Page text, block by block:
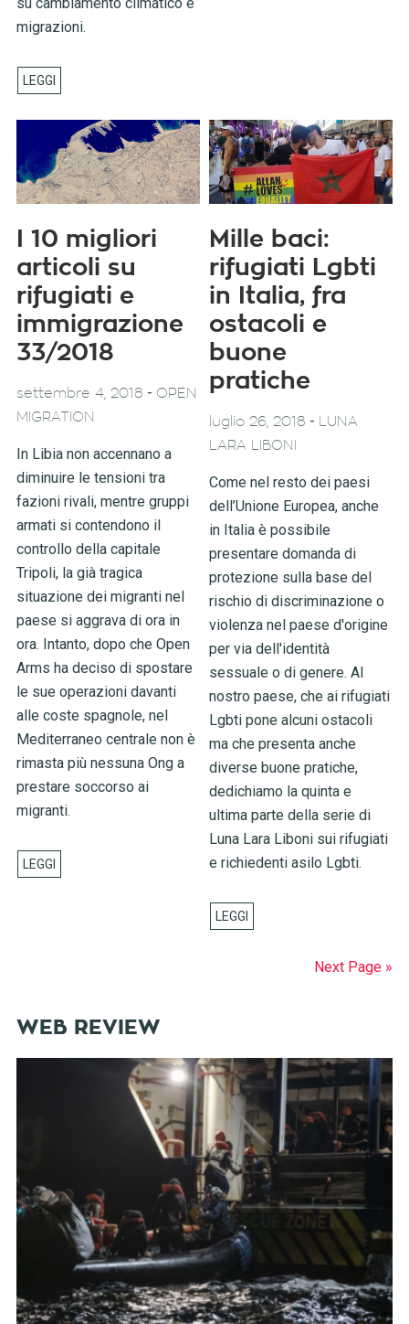
migrazioni.
I 10 migliori
articoli su
rifugiati e
immigrazione
33/2018
settembre 4, 2018 - OPEN
MIGRATION
In Libia non accennano a
diminuire le tensioni tra
fazioni rivali, mentre gruppi
armati si contendono il
controllo della capitale
Tripoli, la già tragica
situazione dei migranti nel
paese si aggrava di ora in
ora. Intanto, dopo che Open
Arms ha deciso di spostare
le sue operazioni davanti
alle coste spagnole, nel
Mediterraneo centrale non è
rimasta più nessuna Ong a
prestare soccorso ai
migranti.
Mille baci:
rifugiati Lgbti
in Italia, fra
ostacoli e
buone
pratiche
luglio 26, 2018 -
LUNA
LARA LIBONI
Come nel resto dei paesi
dell’Unione Europea, anche
in Italia è possibile
presentare domanda di
protezione sulla base del
rischio di discriminazione o
violenza nel paese d'origine
per via dell'identità
sessuale o di genere. Al
nostro paese, che ai rifugiati
Lgbti pone alcuni ostacoli
ma che presenta anche
diverse buone pratiche,
dedichiamo la quinta e
ultima parte della serie di
Luna Lara Liboni sui rifugiati
e richiedenti asilo Lgbti.
Next Page »
WEB REVIEW